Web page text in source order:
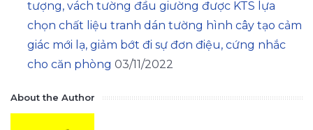
tượng, vách tường đầu giường được KTS lựa
chọn chất liệu tranh dán tường hình cây tạo cảm
giác mới lạ, giảm bớt đi sự đơn điệu, cứng nhắc
cho căn phòng 03/11/2022
About the Author